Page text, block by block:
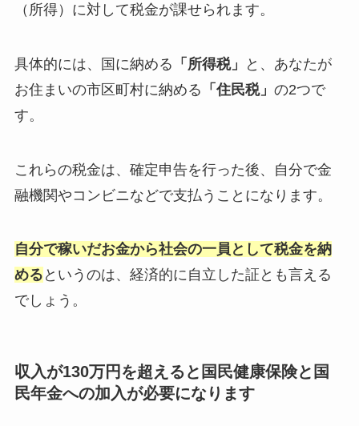
（所得）に対して税金が課せられます。
具体的には、国に納める 「所得税」
と、あなたが
お住まいの市区町村に納める 「住民税」 の2つで
す。
これらの税金は、確定申告を行った後、自分で金
融機関やコンビニなどで支払うことになります。
自分で稼いだお金から社会の一員として税金を納
める というのは、経済的に自立した証とも言える
でしょう。
収入が130万円を超えると国民健康保険と国
民年金への加入が必要になります